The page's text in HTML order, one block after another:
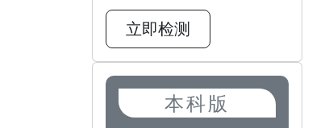
立即检测
本科版